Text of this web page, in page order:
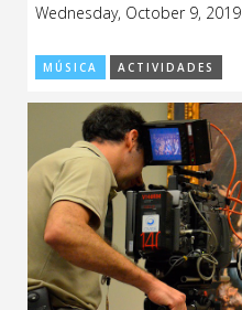
Wednesday, October 9, 2019.
MÚSICA ACTIVIDADES